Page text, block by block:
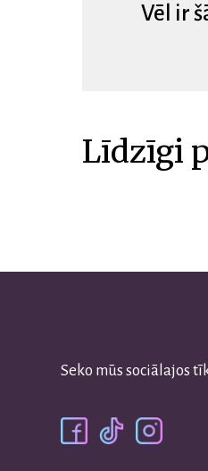
Vēl ir
Līdzīgi
Seko mūs sociālajos